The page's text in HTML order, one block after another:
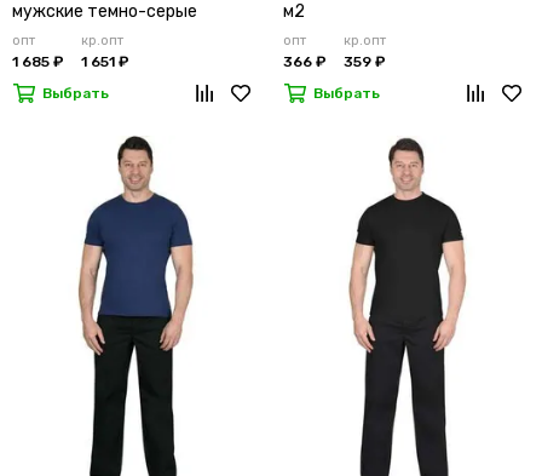
мужские темно-серые
опт
1 685 ₽
кр.опт
1 651 ₽
Выбрать
м2
опт
366 ₽
кр.опт
359 ₽
Выбрать